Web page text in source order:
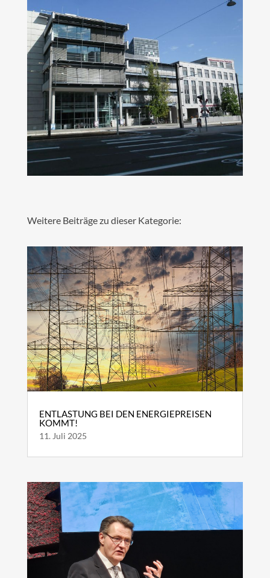
Weitere Beiträge zu dieser Kategorie:
ENTLASTUNG BEI DEN ENERGIEPREISEN
KOMMT!
11. Juli 2025